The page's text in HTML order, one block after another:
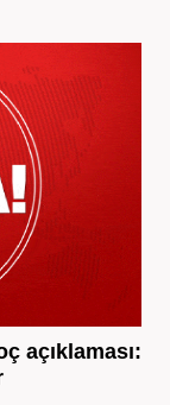
açıklaması: